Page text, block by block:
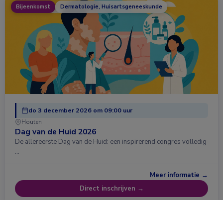
Bijeenkomst Dermatologie, Huisartsgeneeskunde
do 3 december 2026 om 09:00 uur
Houten
Dag van de Huid 2026
De allereerste Dag van de Huid: een inspirerend congres volledig
…
Meer informatie →
Direct inschrijven →